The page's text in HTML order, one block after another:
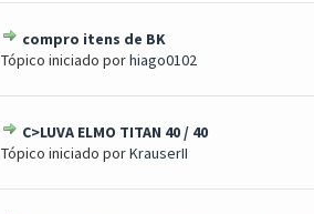
compro itens de BK
Tópico iniciado porhiago0102
1 Voto(s) - 5 de 5 em média
C>LUVA ELMO TITAN 40 / 40
Tópico iniciado porKrauserII
1 Voto(s) - 5 de 5 em média
12